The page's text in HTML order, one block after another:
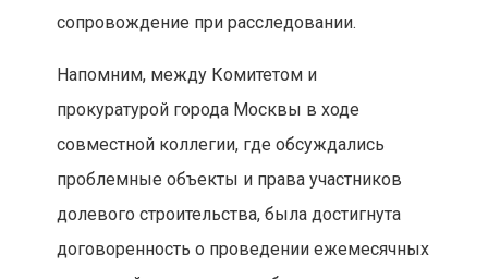
сопровождение при расследовании.
Напомним, между Комитетом и
прокуратурой города Москвы в ходе
совместной коллегии, где обсуждались
проблемные объекты и права участников
долевого строительства, была достигнута
договоренность о проведении ежемесячных